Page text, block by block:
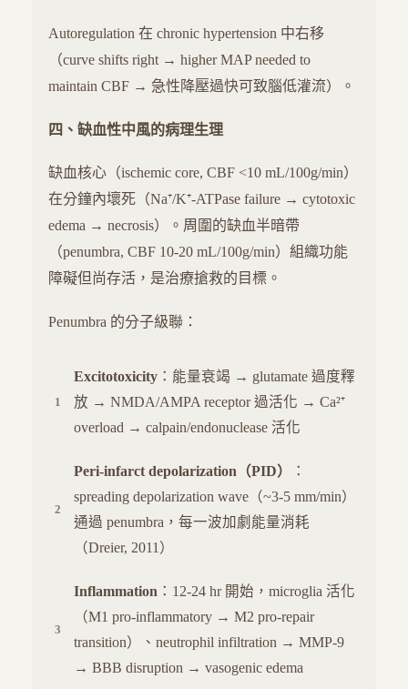
Autoregulation 在 chronic hypertension 中右移
（curve shifts right → higher MAP needed to
maintain CBF → 急性降壓過快可致腦低灌流）。
四、缺血性中風的病理生理
缺血核心（ischemic core, CBF <10 mL/100g/min）
在分鐘內壞死（Na⁺/K⁺-ATPase failure → cytotoxic
edema → necrosis）。周圍的缺血半暗帶
（penumbra, CBF 10-20 mL/100g/min）組織功能
障礙但尚存活，是治療搶救的目標。
Penumbra 的分子級聯：
Excitotoxicity ：能量衰竭 → glutamate 過度釋
放 → NMDA/AMPA receptor 過活化 → Ca²⁺
overload → calpain/endonuclease 活化
Peri-infarct depolarization（PID）
：
spreading depolarization wave（~3-5 mm/min）
通過 penumbra，每一波加劇能量消耗
（Dreier, 2011）
Inflammation ：12-24 hr 開始，microglia 活化
（M1 pro-inflammatory → M2 pro-repair
transition）、neutrophil infiltration → MMP-9
→ BBB disruption → vasogenic edema